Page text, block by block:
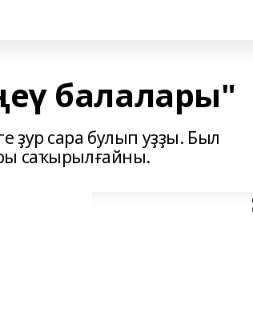
балалары"
ҙур сара булып уҙҙы. Был
саҡырылғайны.